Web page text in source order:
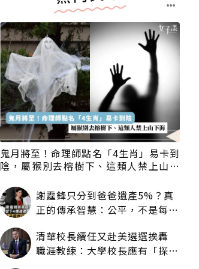
鬼月將至！命理師點名「4生肖」易卡到
陰，屬猴別去榕樹下、這類人禁上山下
謝霆鋒只分到爸爸遺產5%？真
正的傳承智慧：公平，不是每個
清華校長續任又赴美遴選挨轟
職涯教練：大學校長應有「探